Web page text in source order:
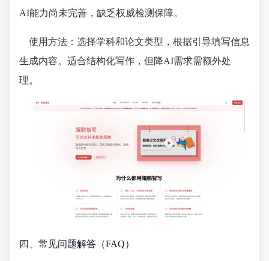
AI能力尚未完善，缺乏权威检测保障。
使用方法：选择学科和论文类型，根据引导填写信息
生成内容。适合结构化写作，但降AI需求需额外处
理。
四、常见问题解答（FAQ）